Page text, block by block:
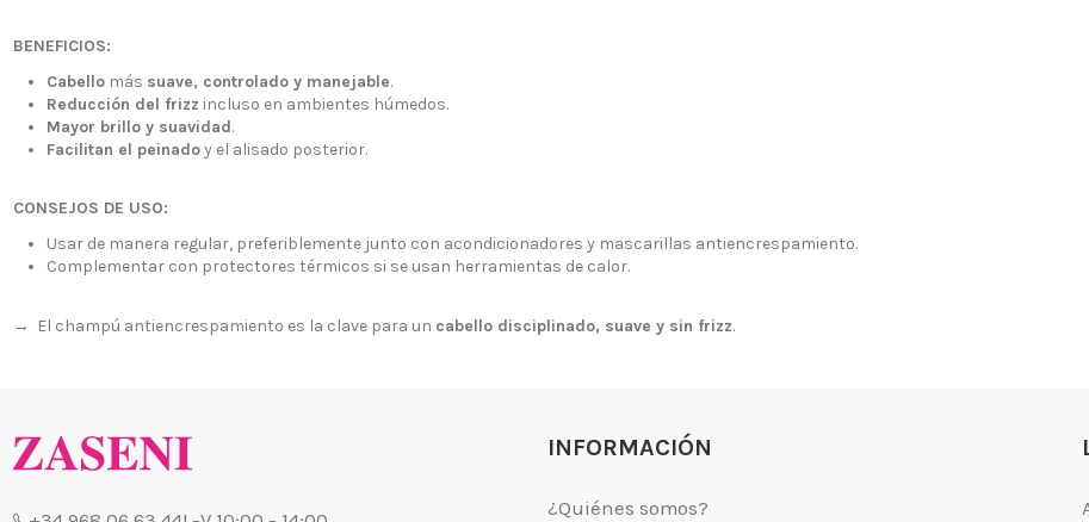
BENEFICIOS:
Cabellomás suave, controlado y manejable.
Reducción del frizz incluso en ambientes húmedos.
Mayor brillo y suavidad.
Facilitan el peinadoy el alisado posterior.
CONSEJOS DE USO:
Usar de manera regular, preferiblemente junto con acondicionadores y mascarillas antiencrespamiento.
Complementar con protectores térmicos si se usan herramientas de calor.
→ El champú antiencrespamiento es la clave para un cabello disciplinado, suave y sin frizz.
contacto@zaseni.com
Avenida de los Dolores
32, Murcia
INFORMACIÓN